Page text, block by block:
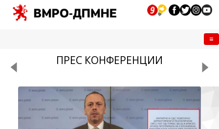
ПРЕС КОНФЕРЕНЦИИ